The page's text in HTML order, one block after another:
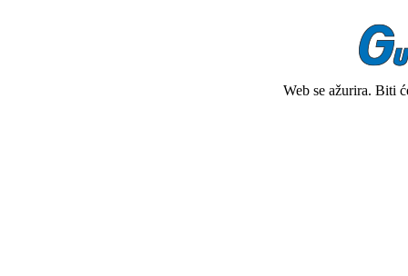
Web se ažurira. Biti